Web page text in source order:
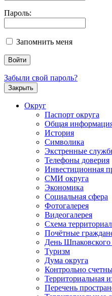
Пароль:
Запомнить меня
Забыли свой пароль?
Закрыть
Округ
Паспорт округа
Общая
История
Символика
Экстренные
Телефоны доверия
Инвестиционная
СМИ округа
Экономика
Социальная сфера
Фотогалерея
Видеогалерея
Схема
Почётные
День Шпаковского
Туризм
Дума округа
Контрольно
Территориальная
Перечень